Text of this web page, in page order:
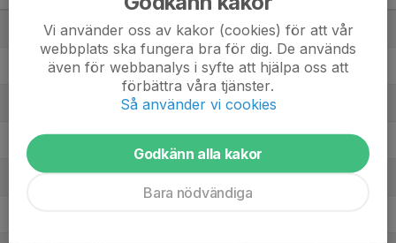
1. Gävle GIK 3 18 84
2. Valbo AIF 18 105
18
4. Furuviks FF
5. Sundborns GOIF 18 -14
Vi använder oss av kakor (cookies) för att vår
webbplats ska fungera bra för dig. De används
även för webbanalys i syfte att hjälpa oss att
förbättra våra tjänster.
Så använder vi cookies
Godkänn alla kakor
Bara nödvändiga